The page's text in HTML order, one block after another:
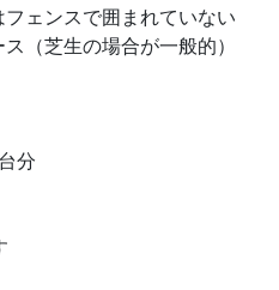
ェンスで囲まれていない
（芝生の場合が一般的）
分